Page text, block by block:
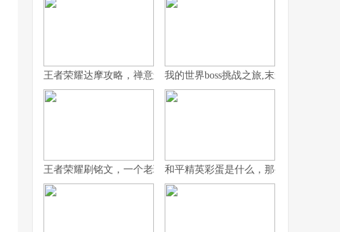
王者荣耀达摩攻略，禅意迸发的拳皇之道，破敌制胜全面指南
我的世界boss挑战之旅,末影龙凋灵与远
王者荣耀刷铭文，一个老玩家的深度思考和平精英彩蛋是什么，那些隐藏的惊喜